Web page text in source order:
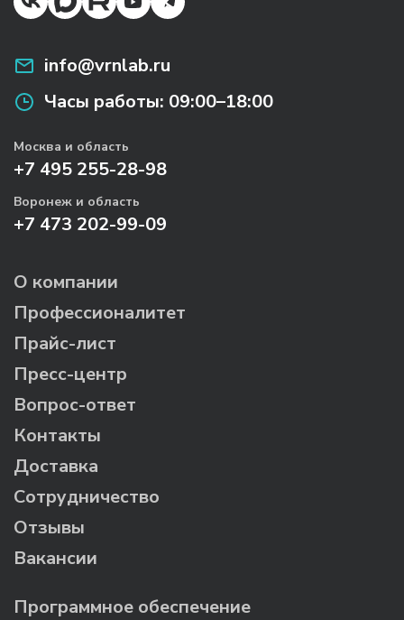
info@vrnlab.ru
Часы работы: 09:00–18:00
Москва и область
+7 495 255-28-98
Воронеж и область
+7 473 202-99-09
О компании
Профессионалитет
Прайс-лист
Пресс-центр
Вопрос-ответ
Контакты
Доставка
Сотрудничество
Отзывы
Вакансии
Программное обеспечение